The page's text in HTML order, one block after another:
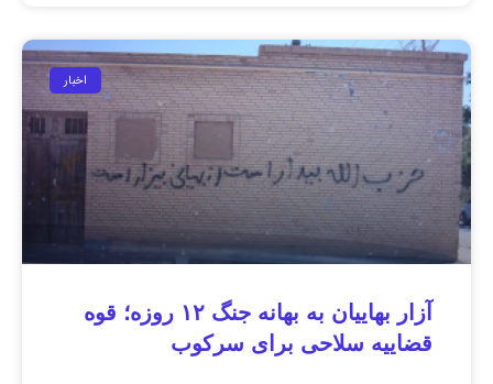
اخبار
آزار بهاییان به بهانه جنگ ۱۲ روزه؛ قوه
قضاییه سلاحی برای سرکوب